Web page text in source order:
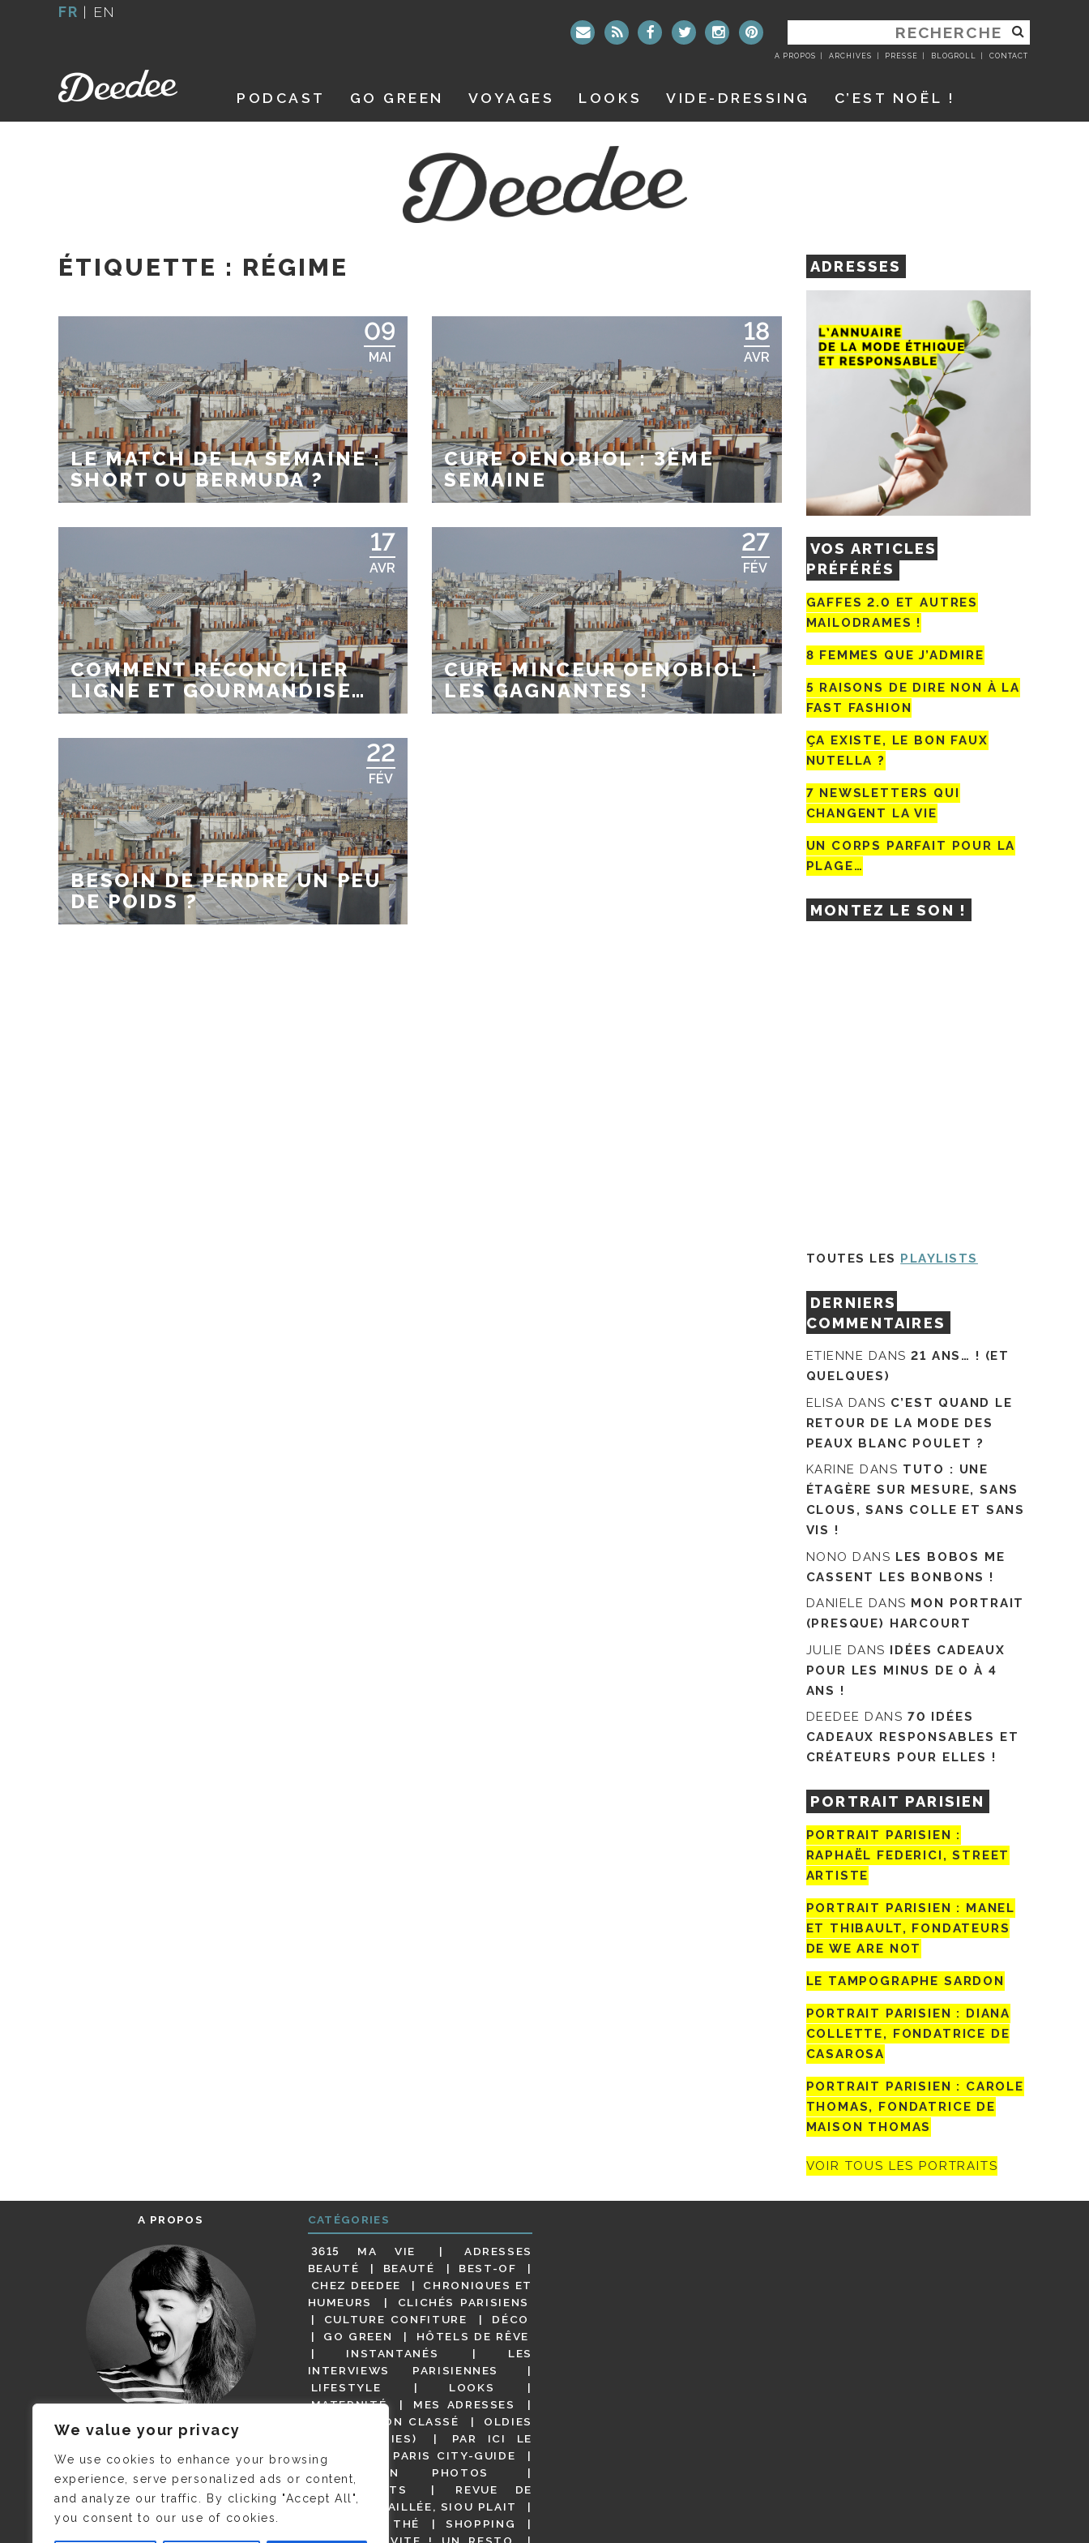
We value your privacy
We use cookies to enhance your browsing
experience, serve personalized ads or content,
and analyze our traffic. By clicking "Accept All",
you consent to our use of cookies.
FR | EN
RECHERCHER
:
A PROPOS ARCHIVES PRESSE BLOGROLL CONTACT
PODCAST GO GREEN VOYAGES LOOKS VIDE-DRESSING C’EST NOËL !
ÉTIQUETTE : RÉGIME
09
MAI
LE MATCH DE LA SEMAINE :
SHORT OU BERMUDA ?
18
AVR
CURE OENOBIOL : 3ÈME
SEMAINE
17
AVR
COMMENT RÉCONCILIER
LIGNE ET GOURMANDISE…
27
FÉV
CURE MINCEUR OENOBIOL :
LES GAGNANTES !
22
FÉV
BESOIN DE PERDRE UN PEU
DE POIDS ?
ADRESSES
VOS ARTICLES
PRÉFÉRÉS
GAFFES 2.0 ET AUTRES
MAILODRAMES !
8 FEMMES QUE J’ADMIRE
5 RAISONS DE DIRE NON À LA
FAST FASHION
ÇA EXISTE, LE BON FAUX
NUTELLA ?
7 NEWSLETTERS QUI
CHANGENT LA VIE
UN CORPS PARFAIT POUR LA
PLAGE…
MONTEZ LE SON !
TOUTES LES PLAYLISTS
DERNIERS
COMMENTAIRES
ETIENNE DANS21 ANS… ! (ET
QUELQUES)
ELISA DANS C’EST QUAND LE
RETOUR DE LA MODE DES
PEAUX BLANC POULET ?
KARINE DANS TUTO : UNE
ÉTAGÈRE SUR MESURE, SANS
CLOUS, SANS COLLE ET SANS
VIS !
NONO DANS LES BOBOS ME
CASSENT LES BONBONS !
DANIELE DANS MON PORTRAIT
(PRESQUE) HARCOURT
JULIE DANS IDÉES CADEAUX
POUR LES MINUS DE 0 À 4
ANS !
DEEDEE DANS 70 IDÉES
CADEAUX RESPONSABLES ET
CRÉATEURS POUR ELLES !
PORTRAIT PARISIEN
PORTRAIT PARISIEN :
RAPHAËL FEDERICI, STREET
ARTISTE
PORTRAIT PARISIEN : MANEL
ET THIBAULT, FONDATEURS
DE WE ARE NOT
LE TAMPOGRAPHE SARDON
PORTRAIT PARISIEN : DIANA
COLLETTE, FONDATRICE DE
CASAROSA
PORTRAIT PARISIEN : CAROLE
THOMAS, FONDATRICE DE
MAISON THOMAS
VOIR TOUS LES PORTRAITS
A PROPOS
JE M’APPELLE DELPHINE MAIS
C’EST ©CAMILLE COLLIN QUI A
PRIS CETTE PHOTO !
CATÉGORIES
3615 MA VIE
ADRESSES
BEAUTÉ
BEAUTÉ
BEST-OF
CHEZ DEEDEE
CHRONIQUES ET
HUMEURS
CLICHÉS PARISIENS
CULTURE CONFITURE
DÉCO
GO GREEN
HÔTELS DE RÊVE
INSTANTANÉS
LES
INTERVIEWS PARISIENNES
LIFESTYLE
LOOKS
MATERNITÉ
MES ADRESSES
NON CLASSÉ
OLDIES
(BUT GOODIES)
PAR ICI LE
MAGOT !
PARIS CITY-GUIDE
PARIS EN PHOTOS
RESTAURANTS
REVUE DE
PRESSE DÉTAILLÉE, SIOU PLAIT
SALONS DE THÉ
SHOPPING
VIDÉOS
VITE ! UN RESTO